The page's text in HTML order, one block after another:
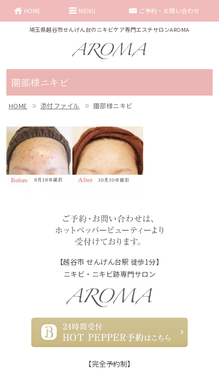
埼玉県越谷市せんげん台のニキビケア専門エステサロンAROMA
HOME ご予約・お問い合わせ
MENU
園部様ニキビ
HOME 添付ファイル 園部様ニキビ
【越谷市 せんげん台駅 徒歩1分】
ニキビ・ニキビ跡専門サロン
【完全予約制】